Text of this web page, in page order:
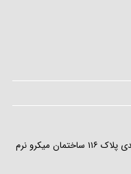
تهران، سهروردی شمالی خیابان شهید قندی پلاک ۱۱۶ ساختمان میکرو نرم